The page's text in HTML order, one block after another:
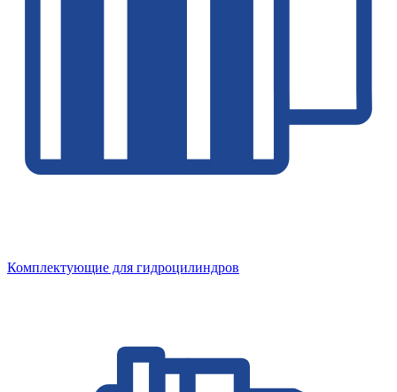
Комплектующие для гидроцилиндров